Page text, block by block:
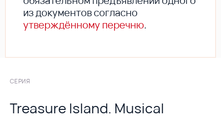
из документов согласно
утверждённому перечню.
СЕРИЯ
Treasure Island. Musical